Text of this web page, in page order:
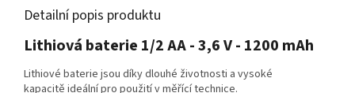
Detailní popis produktu
Lithiová baterie 1/2 AA - 3,6 V - 1200 mAh
Lithiové baterie jsou díky dlouhé životnosti a vysoké
kapacitě ideální pro použití v měřící technice.